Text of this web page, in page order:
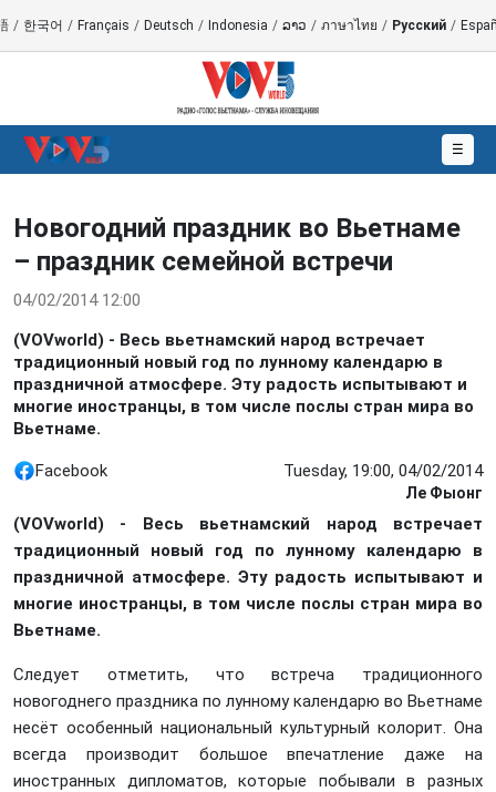
/ 한국어 / Français / Deutsch / Indonesia / ລາວ / ภาษาไทย / Русский /
☰
Новогодний праздник во Вьетнаме
– праздник семейной встречи
04/02/2014 12:00
(VOVworld) - Весь вьетнамский народ встречает
традиционный новый год по лунному календарю в
праздничной атмосфере. Эту радость испытывают и
многие иностранцы, в том числе послы стран мира во
Вьетнаме.
Facebook Tuesday, 19:00, 04/02/2014
Ле Фыонг
(VOVworld) - Весь вьетнамский народ встречает
традиционный новый год по лунному календарю в
праздничной атмосфере. Эту радость испытывают и
многие иностранцы, в том числе послы стран мира во
Вьетнаме.
Следует отметить, что встреча традиционного
новогоднего праздника по лунному календарю во Вьетнаме
несёт особенный национальный культурный колорит. Она
всегда производит большое впечатление даже на
иностранных дипломатов, которые побывали в разных